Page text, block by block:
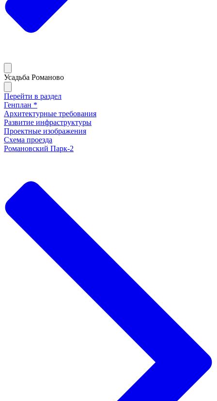
Усадьба Романово
Перейти в раздел
Генплан *
Архитектурные требования
Развитие инфраструктуры
Проектные изображения
Схема проезда
Романовский Парк-2